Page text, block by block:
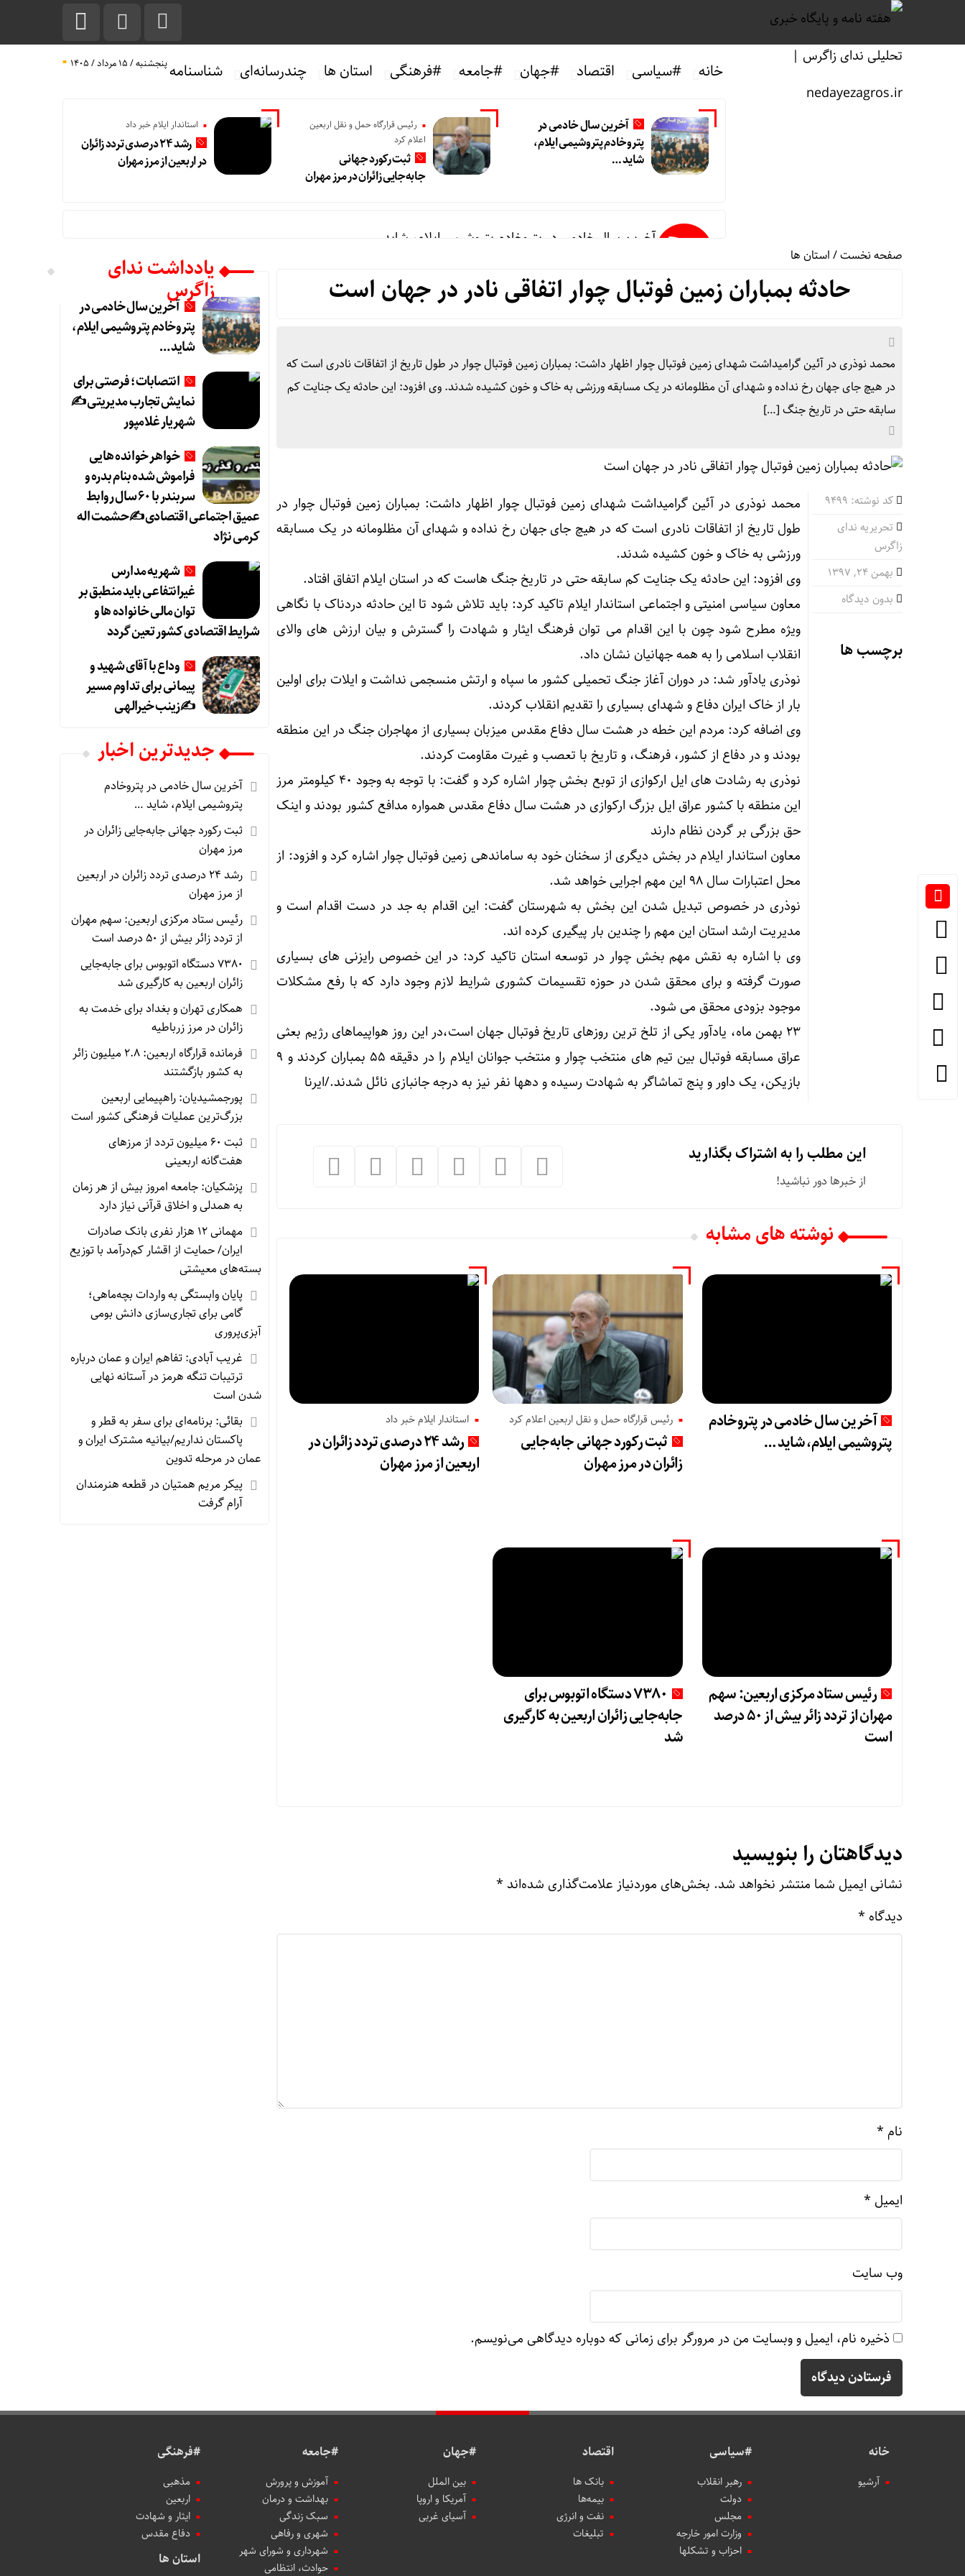
خانه #سیاسی اقتصاد #جهان #جامعه #فرهنگی استان ها چندرسانه‌ای شناسنامهپنجشنبه / ۱۵ مرداد / ۱۴۰۵
آخرین سال خادمی در
پتروخادم پتروشیمی ایلام،
شاید …
رئیس قرارگاه حمل و نقل اربعین
اعلام کرد
ثبت رکورد جهانی
جابه‌جایی زائران در مرز مهران
استاندار ایلام خبر داد
رشد ۲۴ درصدی تردد زائران
در اربعین از مرز مهران
آخرین سال خادمی در پتروخادم پتروشیمی ایلام، شاید …
ثبت رکورد جهانی جابه‌جایی زائران در مرز مهران
۷۳۸۰ دستگاه اتوبوس برای جابه‌جایی زائران اربعین به‌ کارگیری شد
همکاری تهران و بغداد برای خدمت به زائران در مرز زرباطیه
فرمانده قرارگاه اربعین: ۲.۸ میلیون زائر به کشور بازگشتند
پورجمشیدیان: راهپیمایی اربعین بزرگ‌ترین عملیات فرهنگی کشور است
صفحه نخست/استان ها
حادثه بمباران زمین فوتبال چوار اتفاقی نادر در جهان است
محمد نوذری در آئین گرامیداشت شهدای زمین فوتبال چوار اظهار داشت: بمباران زمین فوتبال چوار در طول تاریخ از اتفاقات نادری است که
در هیچ جای جهان رخ نداده و شهدای آن مظلومانه در یک مسابقه ورزشی به خاک و خون کشیده شدند. وی افزود: این حادثه یک جنایت کم
سابقه حتی در تاریخ جنگ […]
کد نوشته: 9499
تحریریه ندای
زاگرس
بهمن ۲۴, ۱۳۹۷
بدون دیدگاه
برچسب ها
محمد نوذری در آئین گرامیداشت شهدای زمین فوتبال چوار اظهار داشت: بمباران زمین فوتبال چوار در
طول تاریخ از اتفاقات نادری است که در هیچ جای جهان رخ نداده و شهدای آن مظلومانه در یک مسابقه
ورزشی به خاک و خون کشیده شدند.
وی افزود: این حادثه یک جنایت کم سابقه حتی در تاریخ جنگ هاست که در استان ایلام اتفاق افتاد.
معاون سیاسی امنیتی و اجتماعی استاندار ایلام تاکید کرد: باید تلاش شود تا این حادثه دردناک با نگاهی
ویژه مطرح شود چون با این اقدام می توان فرهنگ ایثار و شهادت را گسترش و بیان ارزش های والای
انقلاب اسلامی را به همه جهانیان نشان داد.
نوذری یادآور شد: در دوران آغاز جنگ تحمیلی کشور ما سپاه و ارتش منسجمی نداشت و ایلات برای اولین
بار از خاک ایران دفاع و شهدای بسیاری را تقدیم انقلاب کردند.
وی اضافه کرد: مردم این خطه در هشت سال دفاع مقدس میزبان بسیاری از مهاجران جنگ در این منطقه
بودند و در دفاع از کشور، فرهنگ، و تاریخ با تعصب و غیرت مقاومت کردند.
نوذری به رشادت های ایل ارکوازی از توبع بخش چوار اشاره کرد و گفت: با توجه به وجود ۴۰ کیلومتر مرز
این منطقه با کشور عراق ایل بزرگ ارکوازی در هشت سال دفاع مقدس همواره مدافع کشور بودند و اینک
حق بزرگی بر گردن نظام دارند
معاون استاندار ایلام در بخش دیگری از سخنان خود به ساماندهی زمین فوتبال چوار اشاره کرد و افزود: از
محل اعتبارات سال ۹۸ این مهم اجرایی خواهد شد.
نوذری در خصوص تبدیل شدن این بخش به شهرستان گفت: این اقدام به جد در دست اقدام است و
مدیریت ارشد استان این مهم را چندین بار پیگیری کرده اند.
وی با اشاره به نقش مهم بخش چوار در توسعه استان تاکید کرد: در این خصوص رایزنی های بسیاری
صورت گرفته و برای محقق شدن در حوزه تقسیمات کشوری شرایط لازم وجود دارد که با رفع مشکلات
موجود بزودی محقق می شود.
23 بهمن ماه، یادآور یکی از تلخ ترین روزهای تاریخ فوتبال جهان است،در این روز هواپیماهای رژیم بعثی
عراق مسابقه فوتبال بین تیم های منتخب چوار و منتخب جوانان ایلام را در دقیقه ۵۵ بمباران کردند و ۹
بازیکن، یک داور و پنج تماشاگر به شهادت رسیده و دهها نفر نیز به درجه جانبازی نائل شدند./ایرنا
این مطلب را به اشتراک بگذارید
از خبرها دور نباشید!
نوشته های مشابه
آخرین سال خادمی در پتروخادم
پتروشیمی ایلام، شاید …
رئیس قرارگاه حمل و نقل اربعین اعلام کرد
ثبت رکورد جهانی جابه‌جایی
زائران در مرز مهران
استاندار ایلام خبر داد
رشد ۲۴ درصدی تردد زائران در
اربعین از مرز مهران
رئیس ستاد مرکزی اربعین: سهم
مهران از تردد زائر بیش از ۵۰ درصد
است
۷۳۸۰ دستگاه اتوبوس برای
جابه‌جایی زائران اربعین به‌ کارگیری
شد
دیدگاهتان را بنویسید
نشانی ایمیل شما منتشر نخواهد شد. بخش‌های موردنیاز علامت‌گذاری شده‌اند *
دیدگاه *
نام *
ایمیل *
وب‌ سایت
ذخیره نام، ایمیل و وبسایت من در مرورگر برای زمانی که دوباره دیدگاهی می‌نویسم.
یادداشت ندای
زاگرسآخرین سال خادمی در
پتروخادم پتروشیمی ایلام،
شاید …
انتصابات؛ فرصتی برای
نمایش تجارب مدیریتی ✍
شهریار غلامپور
خواهر خوانده هایی
فراموش شده بنام بدره و
سربندر با ۶۰ سال روابط
عمیق اجتماعی اقتصادی ✍حشمت اله
کرمی نژاد
شهریه مدارس
غیرانتفاعی باید منطبق بر
توان مالی خانواده ها و
شرایط اقتصادی کشور تعین گردد
وداع با آقای شهید و
پیمانی برای تداوم مسیر
✍زینب خیرالهی
جديدترين اخبار
آخرین سال خادمی در پتروخادم
پتروشیمی ایلام، شاید …
ثبت رکورد جهانی جابه‌جایی زائران در
مرز مهران
رشد ۲۴ درصدی تردد زائران در اربعین
از مرز مهران
رئیس ستاد مرکزی اربعین: سهم مهران
از تردد زائر بیش از ۵۰ درصد است
۷۳۸۰ دستگاه اتوبوس برای جابه‌جایی
زائران اربعین به‌ کارگیری شد
همکاری تهران و بغداد برای خدمت به
زائران در مرز زرباطیه
فرمانده قرارگاه اربعین: ۲.۸ میلیون زائر
به کشور بازگشتند
پورجمشیدیان: راهپیمایی اربعین
بزرگ‌ترین عملیات فرهنگی کشور است
ثبت ۶۰ میلیون تردد از مرزهای
هفت‌گانه اربعینی
پزشکیان: جامعه امروز بیش از هر زمان
به همدلی و اخلاق قرآنی نیاز دارد
مهمانی ۱۲ هزار نفری بانک صادرات
ایران/ حمایت از اقشار کم‌درآمد با توزیع
بسته‌های معیشتی
پایان وابستگی به واردات بچه‌ماهی؛
گامی برای تجاری‌سازی دانش بومی
آبزی‌پروری
غریب آبادی: تفاهم ایران و عمان درباره
ترتیبات تنگه هرمز در آستانه نهایی
شدن است
بقائی: برنامه‌ای برای سفر به قطر و
پاکستان نداریم/بیانیه مشترک ایران و
عمان در مرحله تدوین
پیکر مریم همتیان در قطعه هنرمندان
آرام گرفت
خانه
آرشیو
#سیاسی
رهبر انقلاب
دولت
مجلس
وزارت امور خارجه
احزاب و تشکلها
اقتصاد
بانک ها
بیمه‌ها
نفت و انرژی
تبلیغات
#جهان
بین الملل
آمریکا و اروپا
آسیای غربی
#جامعه
آموزش و پرورش
بهداشت و درمان
سبک زندگی
شهری و رفاهی
شهرداری و شورای شهر
حوادث، انتظامی
#فرهنگی
مذهبی
اربعین
ایثار و شهادت
دفاع مقدس
استان ها